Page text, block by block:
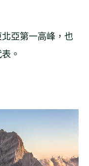
亞第一高峰，也
。